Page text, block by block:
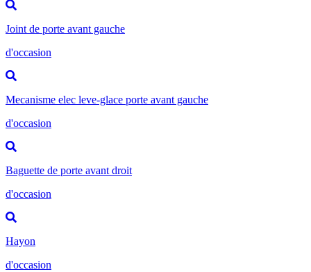
Joint de porte avant gauche
d'occasion
Mecanisme elec leve-glace porte avant gauche
d'occasion
Baguette de porte avant droit
d'occasion
Hayon
d'occasion